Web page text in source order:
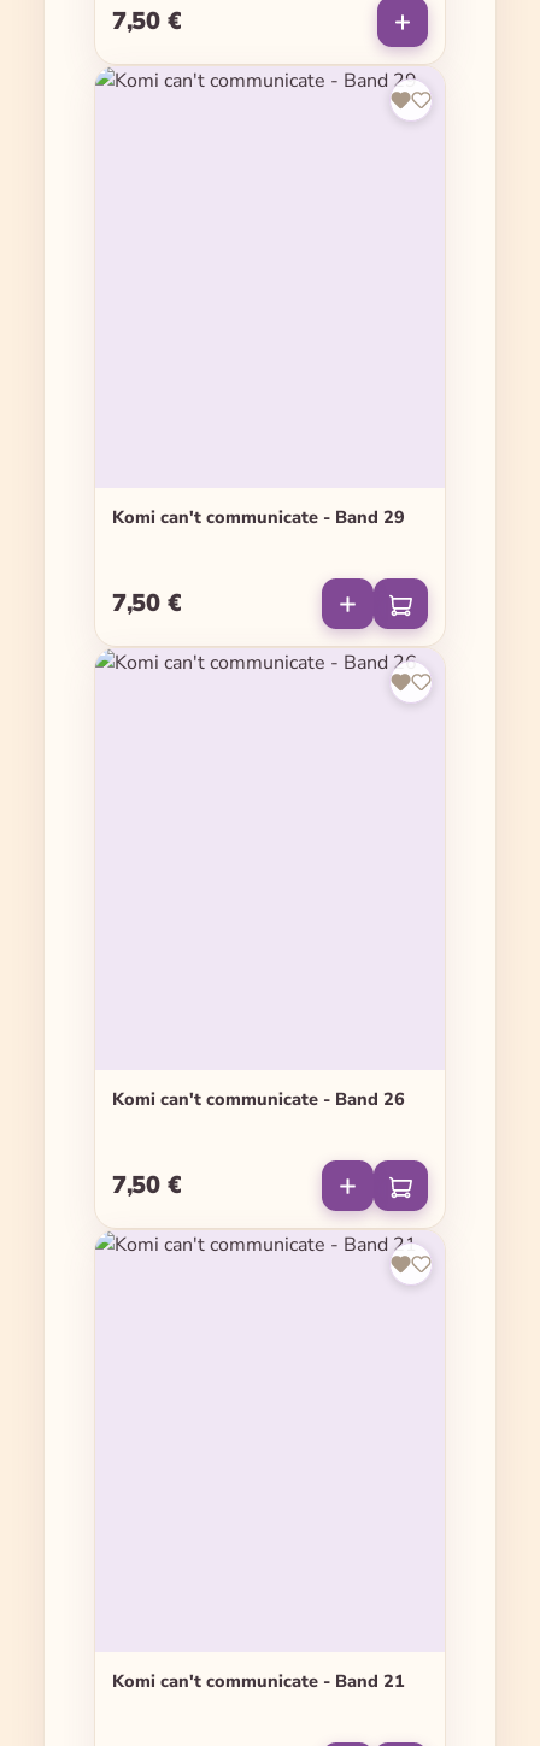
Regulärer Preis:
7,50 €
Komi can't communicate - Band 29
Regulärer Preis:
7,50 €
Komi can't communicate - Band 26
Regulärer Preis:
7,50 €
Komi can't communicate - Band 21